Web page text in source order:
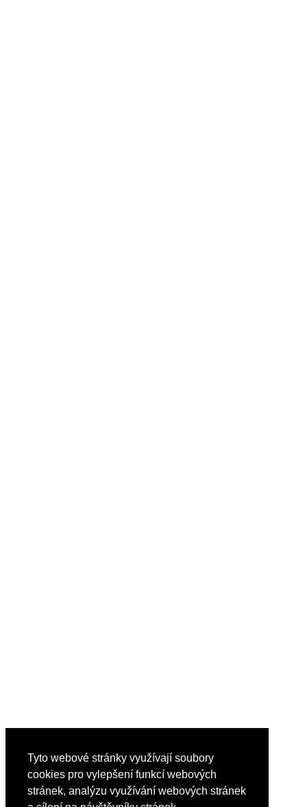
Tyto webové stránky využívají soubory
cookies pro vylepšení funkcí webových
stránek, analýzu využívání webových stránek